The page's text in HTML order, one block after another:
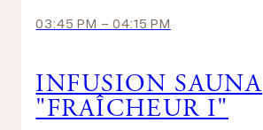
03:45 PM -04:15 PM
INFUSION SAUNA
"FRAÎCHEUR I"